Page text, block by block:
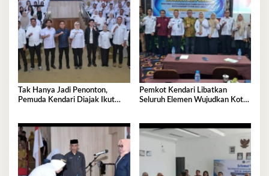
Tak Hanya Jadi Penonton,
Pemuda Kendari Diajak Ikut
Pemkot Kendari Libatkan
Seluruh Elemen Wujudkan Kota